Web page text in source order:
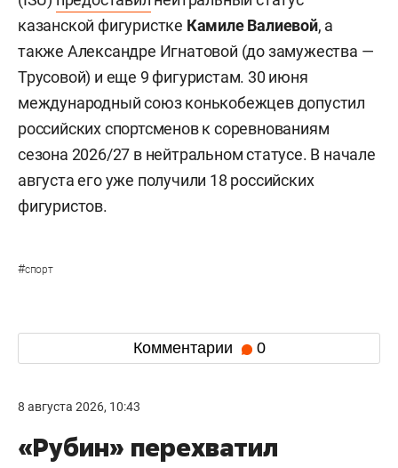
казанской фигуристке Камиле Валиевой, а
также Александре Игнатовой (до замужества —
Трусовой) и еще 9 фигуристам. 30 июня
международный союз конькобежцев допустил
российских спортсменов к соревнованиям
сезона 2026/27 в нейтральном статусе. В начале
августа его уже получили 18 российских
фигуристов.
#спорт
Комментарии 0
8 августа 2026, 10:43
«Рубин» перехватил